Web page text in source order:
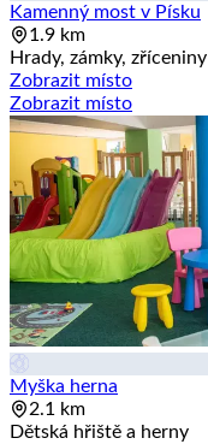
Kamenný most v Písku
1.9 km
Hrady, zámky, zříceniny
Zobrazit místo
Zobrazit místo
Myška herna
2.1 km
Dětská hřiště a herny